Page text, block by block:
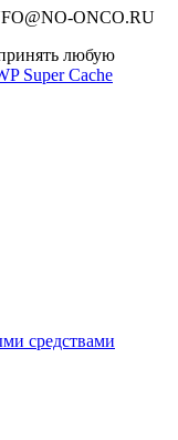
средствами
ONCO.RU
любую
Super Cache